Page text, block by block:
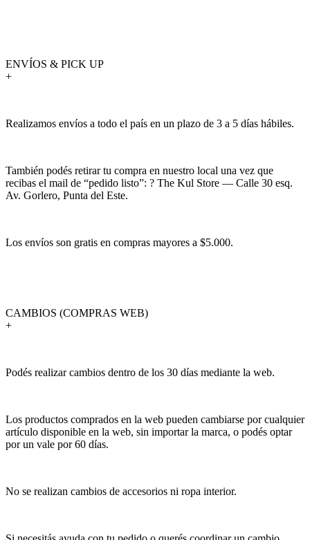
ENVÍOS & PICK UP
+
Realizamos envíos a todo el país en un plazo de 3 a 5 días hábiles.
También podés retirar tu compra en nuestro local una vez que
recibas el mail de “pedido listo”: ? The Kul Store — Calle 30 esq.
Av. Gorlero, Punta del Este.
Los envíos son gratis en compras mayores a $5.000.
CAMBIOS (COMPRAS WEB)
+
Podés realizar cambios dentro de los 30 días mediante la web.
Los productos comprados en la web pueden cambiarse por cualquier
artículo disponible en la web, sin importar la marca, o podés optar
por un vale por 60 días.
No se realizan cambios de accesorios ni ropa interior.